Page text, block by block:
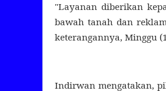
"Layanan diberikan
bawah tanah dan
keterangannya, Minggu
Indirwan mengatakan,